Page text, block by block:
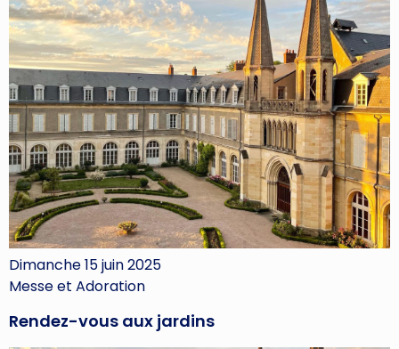
Dimanche 15 juin 2025
Messe et Adoration
Rendez-vous aux jardins